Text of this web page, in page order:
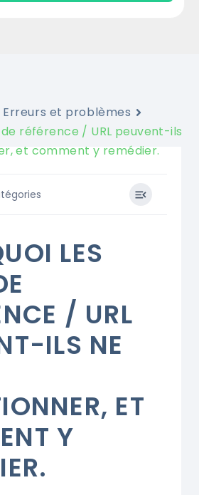
Erreurs et problèmes
référence / URL peuvent-ils
et comment y remédier.
LES
/ URL
ILS NE
ET
Y